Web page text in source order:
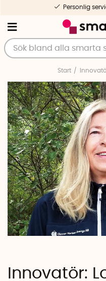
Personlig
Start
Innovatör: